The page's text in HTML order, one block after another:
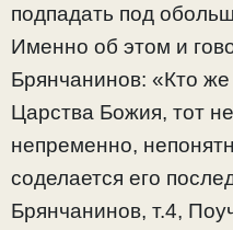
подпадать под
Именно об этом и
Брянчанинов: «Кто
Царства Божия, тот
непременно,
соделается его
Брянчанинов, т.4,